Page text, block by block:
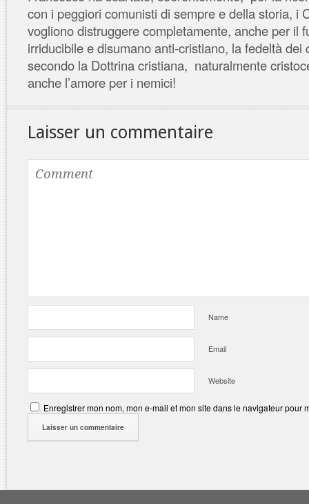
con i peggiori comunisti di sempre e della storia, i
vogliono distruggere completamente, anche per il
irriducibile e disumano anti-cristiano, la fedeltà dei
secondo la Dottrina cristiana, naturalmente
anche l’amore per i nemici!
Laisser un commentaire
Name
Email
Website
Enregistrer mon nom, mon e-mail et mon site dans le navigateur pour